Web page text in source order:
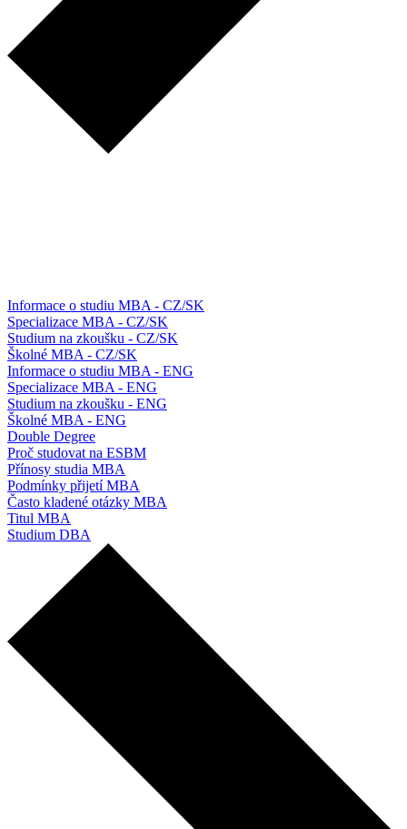
Informace o studiu MBA - CZ/SK
Specializace MBA - CZ/SK
Studium na zkoušku - CZ/SK
Školné MBA - CZ/SK
Informace o studiu MBA - ENG
Specializace MBA - ENG
Studium na zkoušku - ENG
Školné MBA - ENG
Double Degree
Proč studovat na ESBM
Přínosy studia MBA
Podmínky přijetí MBA
Často kladené otázky MBA
Titul MBA
Studium DBA